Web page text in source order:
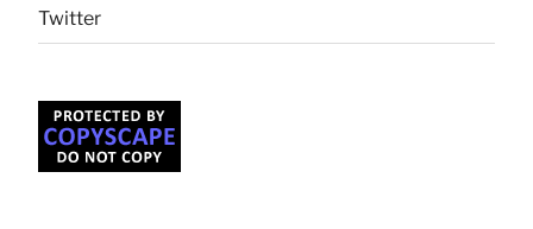
Twitter